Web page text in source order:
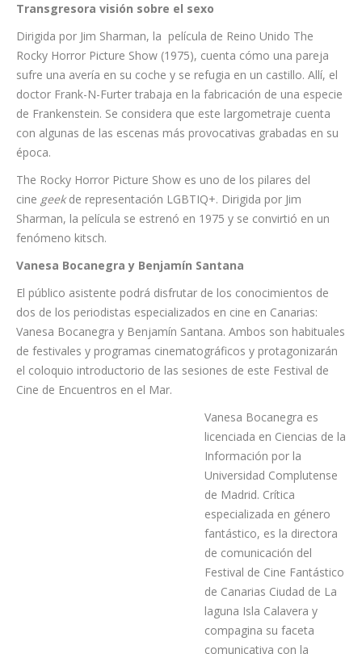
Sociales y de la Comunicación de la Universidad de La Laguna.
Transgresora visión sobre el sexo
Dirigida por Jim Sharman, la película de Reino Unido The
Rocky Horror Picture Show (1975), cuenta cómo una pareja
sufre una avería en su coche y se refugia en un castillo. Allí, el
doctor Frank-N-Furter trabaja en la fabricación de una especie
de Frankenstein. Se considera que este largometraje cuenta
con algunas de las escenas más provocativas grabadas en su
época.
The Rocky Horror Picture Show es uno de los pilares del
cinegeekde representación LGBTIQ+. Dirigida por Jim
Sharman, la película se estrenó en 1975 y se convirtió en un
Vanesa Bocanegra y Benjamín Santana
El público asistente podrá disfrutar de los conocimientos de
dos de los periodistas especializados en cine en Canarias:
Vanesa Bocanegra y Benjamín Santana. Ambos son habituales
de festivales y programas cinematográficos y protagonizarán
el coloquio introductorio de las sesiones de este Festival de
Vanesa Bocanegra es
licenciada en Ciencias de la
Información por la
Universidad Complutense
de Madrid. Crítica
especializada en género
fantástico, es la directora
de comunicación del
Festival de Cine Fantástico
de Canarias Ciudad de La
laguna Isla Calavera y